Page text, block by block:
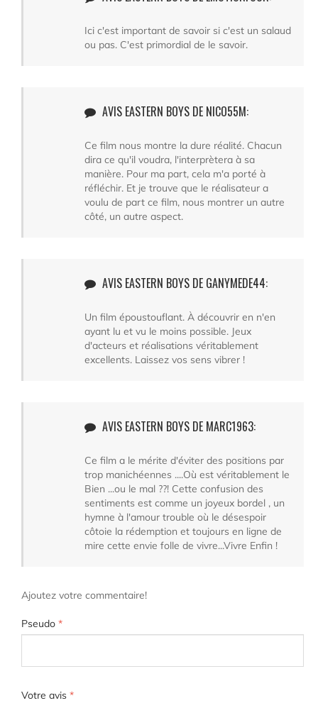
Ici c'est important de savoir si c'est un salaud
ou pas. C'est primordial de le savoir.
AVIS EASTERN BOYS DE NICO55M:
Ce film nous montre la dure réalité. Chacun
dira ce qu'il voudra, l'interprètera à sa
manière. Pour ma part, cela m'a porté à
réfléchir. Et je trouve que le réalisateur a
voulu de part ce film, nous montrer un autre
côté, un autre aspect.
AVIS EASTERN BOYS DE GANYMEDE44:
Un film époustouflant. À découvrir en n'en
ayant lu et vu le moins possible. Jeux
d'acteurs et réalisations véritablement
excellents. Laissez vos sens vibrer !
AVIS EASTERN BOYS DE MARC1963:
Ce film a le mérite d'éviter des positions par
trop manichéennes ....Où est véritablement le
Bien ...ou le mal ??! Cette confusion des
sentiments est comme un joyeux bordel , un
hymne à l'amour trouble où le désespoir
côtoie la rédemption et toujours en ligne de
mire cette envie folle de vivre...Vivre Enfin !
Ajoutez votre commentaire!
Pseudo *
Votre avis *